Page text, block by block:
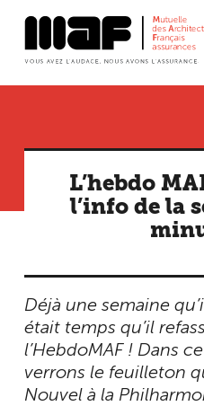
L’hebdo
l’info de la
Déjà une semaine
était temps qu’il
l’HebdoMAF ! Dans
verrons le feuilleton
Nouvel à la